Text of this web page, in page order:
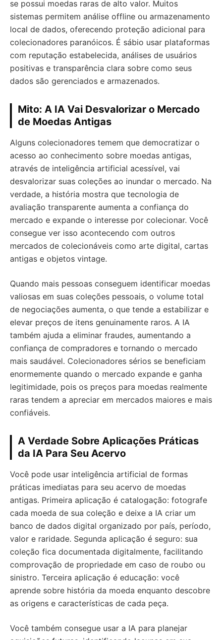
se possui moedas raras de alto valor. Muitos
sistemas permitem análise offline ou armazenamento
local de dados, oferecendo proteção adicional para
colecionadores paranóicos. É sábio usar plataformas
com reputação estabelecida, análises de usuários
positivas e transparência clara sobre como seus
dados são gerenciados e armazenados.
Mito: A IA Vai Desvalorizar o Mercado
de Moedas Antigas
Alguns colecionadores temem que democratizar o
acesso ao conhecimento sobre moedas antigas,
através de inteligência artificial acessível, vai
desvalorizar suas coleções ao inundar o mercado. Na
verdade, a história mostra que tecnologia de
avaliação transparente aumenta a confiança do
mercado e expande o interesse por colecionar. Você
consegue ver isso acontecendo com outros
mercados de colecionáveis como arte digital, cartas
antigas e objetos vintage.
Quando mais pessoas conseguem identificar moedas
valiosas em suas coleções pessoais, o volume total
de negociações aumenta, o que tende a estabilizar e
elevar preços de itens genuinamente raros. A IA
também ajuda a eliminar fraudes, aumentando a
confiança de compradores e tornando o mercado
mais saudável. Colecionadores sérios se beneficiam
enormemente quando o mercado expande e ganha
legitimidade, pois os preços para moedas realmente
raras tendem a apreciar em mercados maiores e mais
confiáveis.
A Verdade Sobre Aplicações Práticas
da IA Para Seu Acervo
Você pode usar inteligência artificial de formas
práticas imediatas para seu acervo de moedas
antigas. Primeira aplicação é catalogação: fotografe
cada moeda de sua coleção e deixe a IA criar um
banco de dados digital organizado por país, período,
valor e raridade. Segunda aplicação é seguro: sua
coleção fica documentada digitalmente, facilitando
comprovação de propriedade em caso de roubo ou
sinistro. Terceira aplicação é educação: você
aprende sobre história da moeda enquanto descobre
as origens e características de cada peça.
Você também consegue usar a IA para planejar